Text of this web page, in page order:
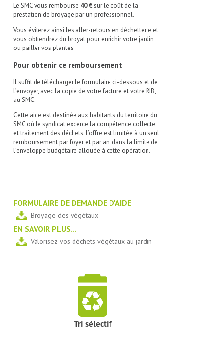
Le SMC vous rembourse 40 €sur le coût de la
prestation de broyage par un professionnel.
Vous éviterez ainsi les aller-retours en déchetterie et
vous obtiendrez du broyat pour enrichir votre jardin
ou pailler vos plantes.
Pour obtenir ce remboursement
Il suffit de télécharger le formulaire ci-dessous et de
l’envoyer, avec la copie de votre facture et votre RIB,
au SMC.
Cette aide est destinée aux habitants du territoire du
SMC où le syndicat excerce la compétence collecte
et traitement des déchets. L’offre est limitée à un seul
remboursement par foyer et par an, dans la limite de
l’enveloppe budgétaire allouée à cette opération.
FORMULAIRE DE DEMANDE D'AIDE
Broyage des végétaux
EN SAVOIR PLUS...
Valorisez vos déchets végétaux au jardin
Tri sélectif